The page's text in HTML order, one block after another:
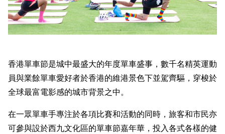
香港單車節是城中最盛大的年度單車盛事，數千名精英運動
員與業餘單車愛好者於香港的維港景色下並駕齊驅，穿梭於
全球最富電影感的城市背景之中。
在一眾單車手專注於各項比賽和活動的同時，旅客和市民亦
可參與設於西九文化區的單車節嘉年華，投入各式各樣的健